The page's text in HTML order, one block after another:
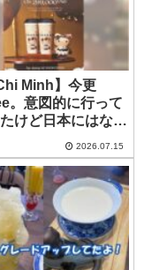
Minh】今更
。意図的に行って
けど日本にはない
一緒に行ってみた
2026.07.15